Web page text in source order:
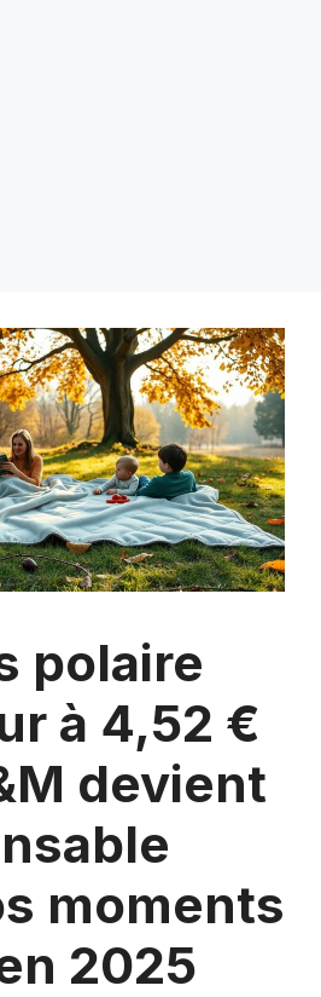
polaire
à 4,52 €
devient
moments
2025